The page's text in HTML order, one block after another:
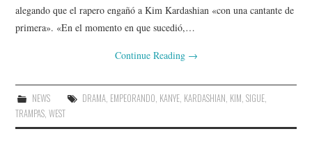
alegando que el rapero engañó a Kim Kardashian «con una cantante de
primera». «En el momento en que sucedió,…
Continue Reading →
NEWS DRAMA, EMPEORANDO, KANYE, KARDASHIAN, KIM, SIGUE,
TRAMPAS,WEST